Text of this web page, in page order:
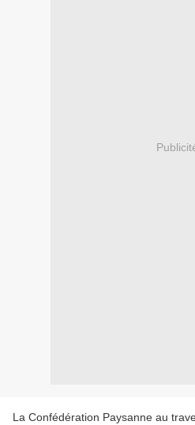
La Confédération Paysanne au